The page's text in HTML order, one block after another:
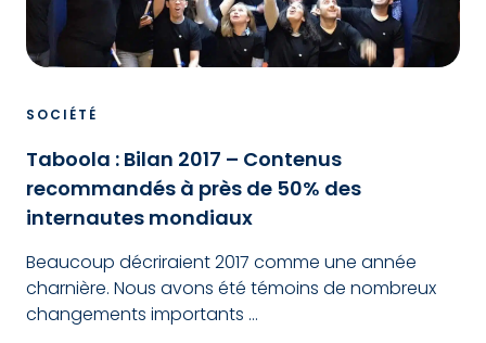
SOCIÉTÉ
Taboola : Bilan 2017 – Contenus
recommandés à près de 50% des
internautes mondiaux
Beaucoup décriraient 2017 comme une année
charnière. Nous avons été témoins de nombreux
changements importants ...